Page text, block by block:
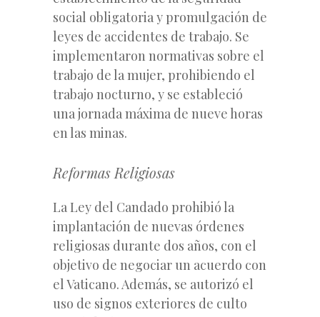
social obligatoria y promulgación de
leyes de accidentes de trabajo. Se
implementaron normativas sobre el
trabajo de la mujer, prohibiendo el
trabajo nocturno, y se estableció
una jornada máxima de nueve horas
en las minas.
Reformas Religiosas
La Ley del Candado prohibió la
implantación de nuevas órdenes
religiosas durante dos años, con el
objetivo de negociar un acuerdo con
el Vaticano. Además, se autorizó el
uso de signos exteriores de culto